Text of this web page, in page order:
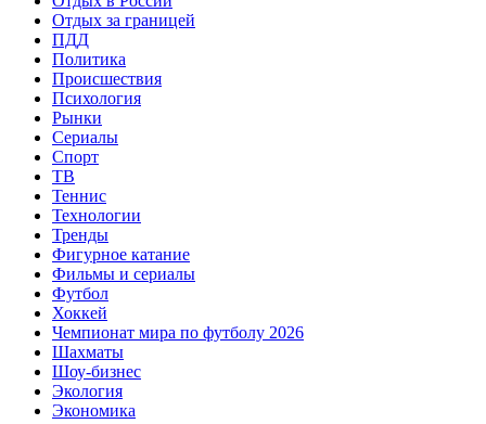
Отдых за границей
ПДД
Политика
Происшествия
Психология
Рынки
Сериалы
Спорт
ТВ
Теннис
Технологии
Тренды
Фигурное катание
Фильмы и сериалы
Футбол
Хоккей
Чемпионат мира по футболу 2026
Шахматы
Шоу-бизнес
Экология
Экономика